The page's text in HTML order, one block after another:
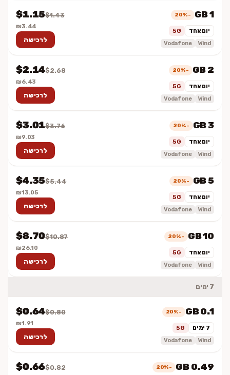
1 GB
-20%
יום אחד 5G
Wind
Vodafone
$1.43
$1.15
₪3.44
לרכישה
2 GB
-20%
יום אחד 5G
Wind
Vodafone
$2.68
$2.14
₪6.43
לרכישה
3 GB
-20%
יום אחד 5G
Wind
Vodafone
$3.76
$3.01
₪9.03
לרכישה
5 GB
-20%
יום אחד 5G
Wind
Vodafone
$5.44
$4.35
₪13.05
לרכישה
10 GB
-20%
יום אחד 5G
Wind
Vodafone
$10.87
$8.70
₪26.10
לרכישה
7 ימים
0.1 GB
-20%
7 ימים 5G
Wind
Vodafone
$0.80
$0.64
₪1.91
לרכישה
0.49 GB
-20%
$0.82
$0.66